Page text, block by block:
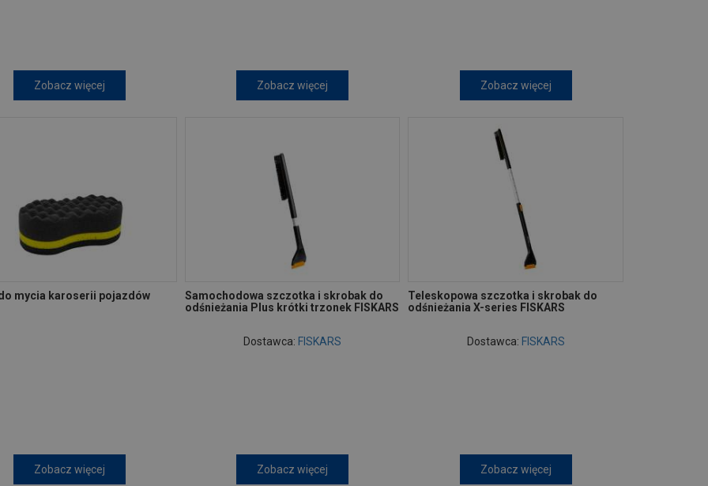
Zobacz więcej Zobacz więcej Zobacz więcej
mycia karoserii pojazdów
Zobacz więcej
Samochodowa szczotka i skrobak do
odśnieżania Plus krótki trzonek FISKARS
Dostawca: FISKARS
Zobacz więcej
Teleskopowa szczotka i skrobak do
odśnieżania X-series FISKARS
Dostawca: FISKARS
Zobacz więcej